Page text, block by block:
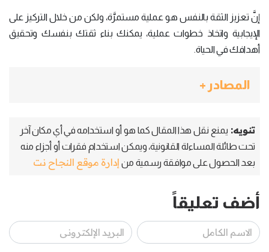
إنَّ تعزيز الثقة بالنفس هو عملية مستمرَّة، ولكن من خلال التركيز على
الإيجابية واتخاذ خطوات عملية، يمكنك بناء ثقتك بنفسك وتحقيق
أهدافك في الحياة.
المصادر +
تنويه: يمنع نقل هذا المقال كما هو أو استخدامه في أي مكان آخر
تحت طائلة المساءلة القانونية، ويمكن استخدام فقرات أو أجزاء منه
بعد الحصول على موافقة رسمية من إدارة موقع النجاح نت
أضف تعليقاً